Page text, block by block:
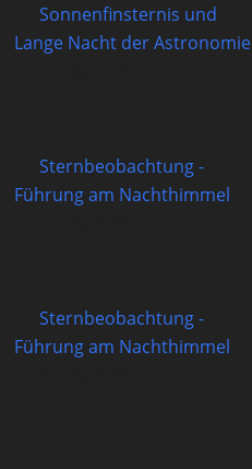
Sonnenfinsternis und
Lange Nacht der Astronomie
Sternbeobachtung -
Führung am Nachthimmel
Sternbeobachtung -
Führung am Nachthimmel